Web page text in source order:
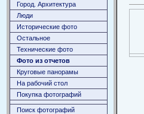
Город. Архитектура
Люди
Исторические фото
Остальное
Технические фото
Фото из отчетов
Круговые панорамы
На рабочий стол
Покупка фотографий
Поиск фотографий